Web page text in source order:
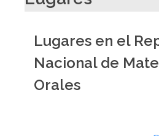
Lugares en el
Nacional de
Orales